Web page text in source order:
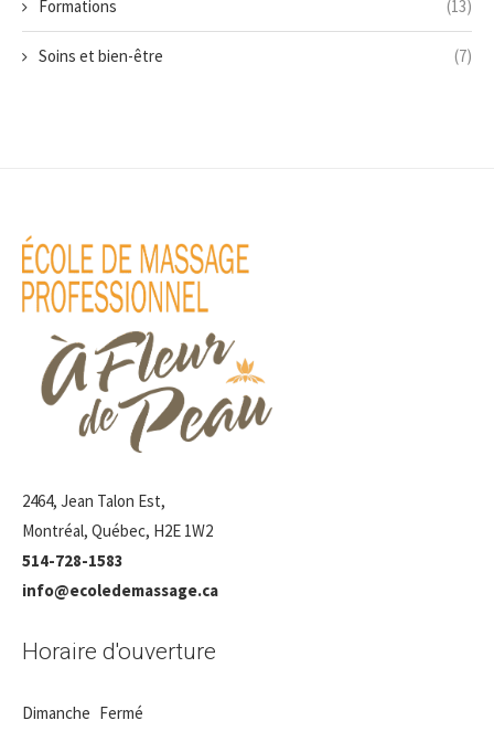
Formations (13)
Soins et bien-être (7)
2464, Jean Talon Est,
Montréal, Québec, H2E 1W2
514-728-1583
info@ecoledemassage.ca
Horaire d'ouverture
Dimanche Fermé